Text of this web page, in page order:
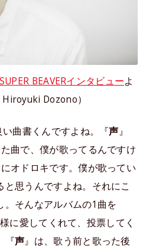
SUPER BEAVERインタビューよ
Dozono）
い曲書くんですよね。『声』
曲で、僕が歌ってるんですけ
オドロキです。僕が歌ってい
思うんですよね。それにこ
。そんなアルバムの1曲を
に愛してくれて、投票してく
『声』は、歌う前と歌った後